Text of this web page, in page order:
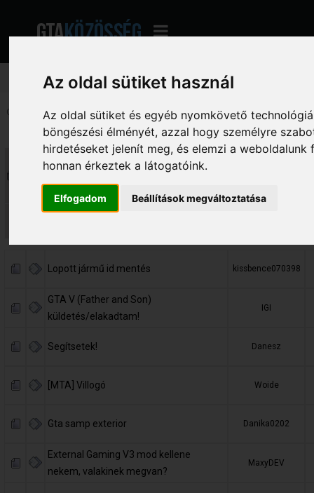
Az oldal sütiket használ
Az oldal sütiket és egyéb nyomkövető
böngészési élményét, azzal hogy személyre
hirdetéseket jelenít meg, és elemzi a
honnan érkeztek a látogatóink.
Elfogadom Beállítások megváltoztatása
Oldalak: [ 1] 2 3 ...183 Le
Téma Indította
SMF fórummotorral kapcsolatos
Lopott jármű id mentés kissbence070398
GTA V (Father and Son)
küldetés/elakadtam!
IGI
Segítsetek! Danesz
[MTA] Villogó Woide
Gta samp exterior Danika0202
External Gaming V3 mod kellene
nekem, valakinek megvan?
MaxyDEV